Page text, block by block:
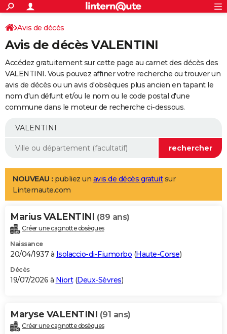
ACTUALITÉS
Politique
Société
Faits Divers
Education
Monde
Villes
+
SPORT
Coupe du monde 2026
Football
Tennis
Cyclisme
Rugby
Forum
Programme TV
TNT
Streaming
Cinéma
Sorties cinéma
Musique
+
FINANCE
Retraite
Epargne
Immobilier
Risques naturels par ville
Banque
Assurance
AUTO
Essais
Réserver un essai
Citadines
Berlines
SUV
Forum auto
+
Mobiles
Meilleur smartphone
Internet
Ordinateurs
Jeux vidéo
Guide high-tech
Aménagement intérieur
LIFESTYLE
Art de vivre
Bien-être
Loisirs
Mode
Modes de vie
Alimentation
Guide de la santé
Maladies
Médicaments
Sommeil
VOYAGE
Destinations
City break
Voyage nature
Voyage de noces
Forum
Climat
+PHOTO
GUIDES D'ACHAT
BONS PLANS
Carte de Noël
Carte Bonne année
Carte Saint-Valentin
Carte Pâques
Carte d'anniversaire
DICTIONNAIRE
Avis de décès
Avis de décès VALENTINI
Accédez gratuitement sur cette page au carnet des décès des
VALENTINI. Vous pouvez affiner votre recherche ou trouver un
avis de décès ou un avis d'obsèques plus ancien en tapant le
nom d'un défunt et/ou le nom ou le code postal d'une
commune dans le moteur de recherche ci-dessous.
NOUVEAU : publiez un avis de décès gratuitsur
Linternaute.com
Marius VALENTINI (89 ans)
Créer une cagnotte obsèques
Naissance
20/04/1937 à Isolaccio-di-Fiumorbo (Haute-Corse)
Décès
19/07/2026 à Niort(Deux-Sèvres)
Maryse VALENTINI (91 ans)
Créer une cagnotte obsèques